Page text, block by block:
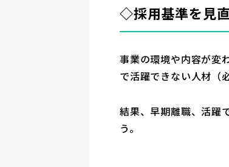
◇採用基準を見
事業の環境や内容が変
で活躍できない人材（
結果、早期離職、活躍
う。